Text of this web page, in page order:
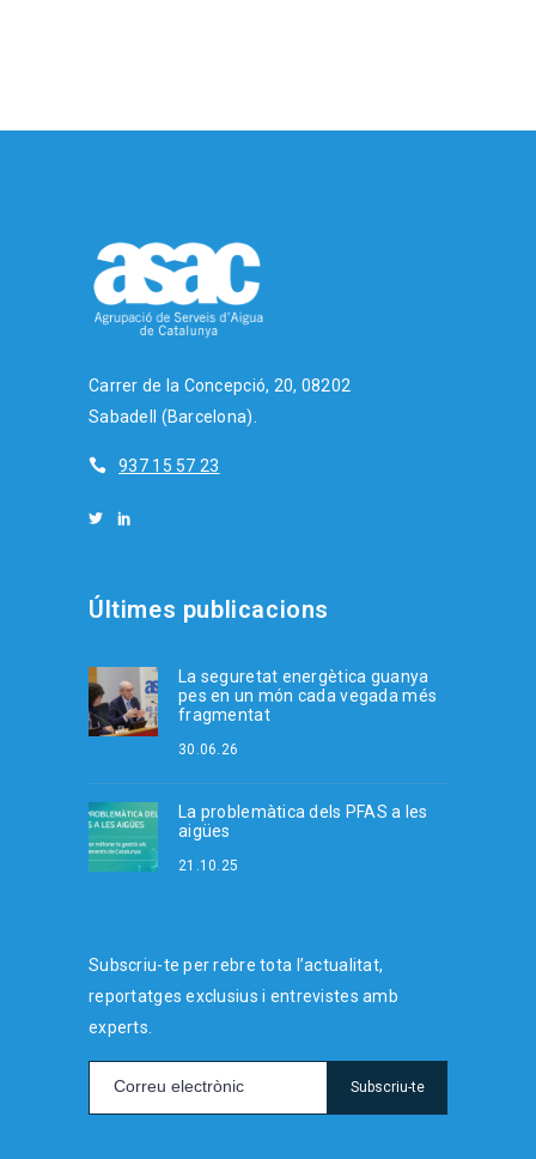
Carrer de la Concepció, 20, 08202
Sabadell (Barcelona).
937 15 57 23
Últimes publicacions
La seguretat energètica guanya
pes en un món cada vegada més
fragmentat
30.06.26
La problemàtica dels PFAS a les
aigües
21.10.25
Subscriu-te per rebre tota l’actualitat,
reportatges exclusius i entrevistes amb
experts.